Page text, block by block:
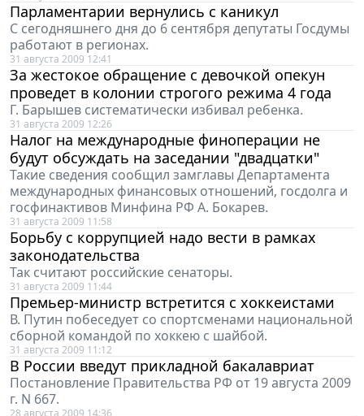
Парламентарии вернулись с каникул
С сегодняшнего дня до 6 сентября депутаты Госдумы
работают в регионах.
31 августа 2009 12:41
За жестокое обращение с девочкой опекун
проведет в колонии строгого режима 4 года
Г. Барышев систематически избивал ребенка.
31 августа 2009 12:26
Налог на международные финоперации не
будут обсуждать на заседании "двадцатки"
Такие сведения сообщил замглавы Департамента
международных финансовых отношений, госдолга и
госфинактивов Минфина РФ А. Бокарев.
31 августа 2009 11:58
Борьбу с коррупцией надо вести в рамках
законодательства
Так считают российские сенаторы.
31 августа 2009 11:44
Премьер-министр встретится с хоккеистами
В. Путин побеседует со спортсменами национальной
сборной командой по хоккею с шайбой.
31 августа 2009 11:12
В России введут прикладной бакалавриат
Постановление Правительства РФ от 19 августа 2009
г. N 667.
28 августа 2009 14:36